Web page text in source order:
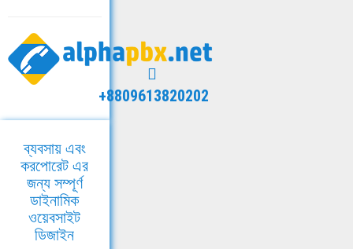
+8809613820202
ব্যবসায় এবং
করপোরেট এর
জন্য সম্পূর্ণ
ডাইনামিক
ওয়েবসাইট
ডিজাইন